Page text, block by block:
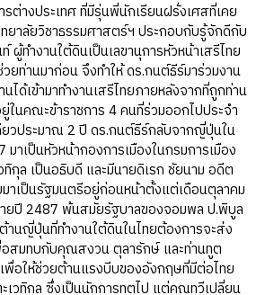
รต่างประเทศ ที่มีรุ่นพี่นักเรียนฝรั่งเศสที่เคย
ยาลัยวิชาธรรมศาสตร์ฯ ประกอบกับรู้จักดีกับ
ผู้ทำงานใต้ดินเป็นเลขานุการหัวหน้าเสรีไทย
วยท่านมาก่อน จึงทำให้ ดร.กนต์ธีร์มาร่วมงาน
นได้เข้ามาทำงานเสรีไทยภายหลังจากที่ถูกท่าน
ในคณะข้าราชการ 4 คนที่ร่วมออกไปประจำ
ยวประมาณ 2 ปี ดร.กนต์ธีร์กลับจากญี่ปุ่นใน
าเป็นหัวหน้ากองการเมืองในกรมการเมือง
กุล เป็นอธิบดี และมีนายดิเรก ชัยนาม อดีต
าเป็นรัฐมนตรีอยู่ก่อนหน้าตั้งแต่เดือนตุลาคม
ยปี 2487 พ้นสมัยรัฐบาลของจอมพล ป.พิบูล
นญี่ปุ่นที่ทำงานใต้ดินในไทยต้องการจะส่ง
อสมทบกับคุณสงวน ตุลารักษ์ และท่านทูต
พื่อให้ช่วยต้านแรงบีบของอังกฤษที่มีต่อไทย
เวทิกุล ซึ่งเป็นนักการทูตไป แต่คุณทวีเปลี่ยน